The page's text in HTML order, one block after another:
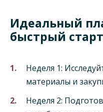
Идеальный
быстрый
Неделя 1:
материалы и
Неделя 2: